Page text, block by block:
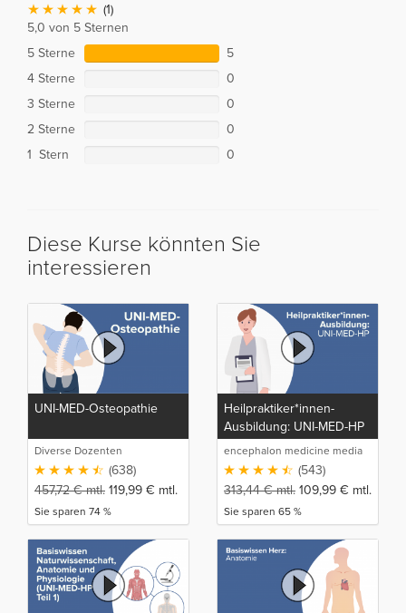
(1)
5,0 von 5 Sternen
5 Sterne
5
4 Sterne
0
3 Sterne
0
2 Sterne
0
1 Stern
0
Diese Kurse könnten Sie
interessieren
UNI-MED-Osteopathie
Diverse Dozenten
(638)
457,72€mtl. 119,99 € mtl.
Sie sparen 74 %
Heilpraktiker*innen-
Ausbildung: UNI-MED-HP
encephalon medicine media
production GmbH(543)
313,44€mtl. 109,99 € mtl.
Sie sparen 65 %